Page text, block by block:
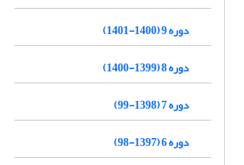
دوره 9 (1400-1401)
دوره 8 (1399-1400)
دوره 7 (1398-99)
دوره 6 (1397-98)